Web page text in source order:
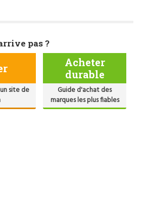
pas ?
site de
Acheter
durable
Guide d'achat des
marques les plus fiables